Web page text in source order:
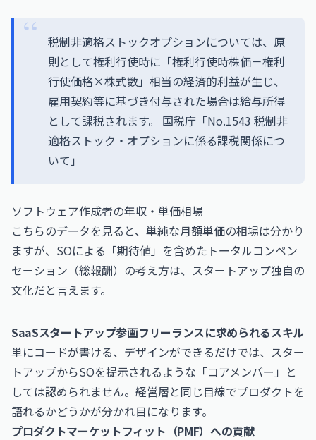
税制非適格ストックオプションについては、原
則として権利行使時に「権利行使時株価－権利
行使価格×株式数」相当の経済的利益が生じ、
雇用契約等に基づき付与された場合は給与所得
として課税されます。 国税庁「No.1543 税制非
適格ストック・オプションに係る課税関係につ
いて」
ソフトウェア作成者の年収・単価相場
こちらのデータを見ると、単純な月額単価の相場は分かり
ますが、SOによる「期待値」を含めたトータルコンペン
セーション（総報酬）の考え方は、スタートアップ独自の
文化だと言えます。
SaaSスタートアップ参画フリーランスに求められるスキル
単にコードが書ける、デザインができるだけでは、スター
トアップからSOを提示されるような「コアメンバー」と
しては認められません。経営層と同じ目線でプロダクトを
語れるかどうかが分かれ目になります。
プロダクトマーケットフィット（PMF）への貢献